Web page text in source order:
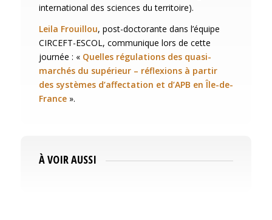
international des sciences du territoire).
Leila Frouillou, post-doctorante dans l’équipe
CIRCEFT-ESCOL, communique lors de cette
journée : « Quelles régulations des quasi-
marchés du supérieur – réflexions à partir
des systèmes d’affectation et d’APB en Île-de-
France».
À VOIR AUSSI